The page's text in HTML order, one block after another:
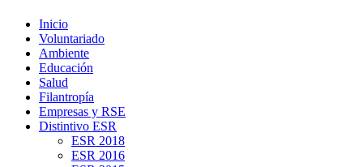
Inicio
Voluntariado
Ambiente
Educación
Salud
Filantropía
Empresas y RSE
Distintivo ESR
ESR 2018
ESR 2016